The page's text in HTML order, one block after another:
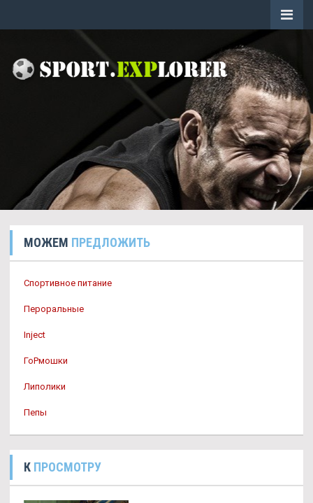
МОЖЕМ ПРЕДЛОЖИТЬ
Спортивное питание
Пероральные
Inject
ГоРмошки
Липолики
Пепы
К ПРОСМОТРУ